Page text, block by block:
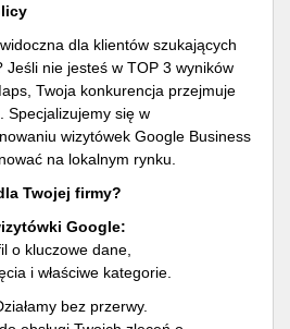
dla klientów szukających
Jeśli nie jesteś w TOP 3 wyników
Twoja konkurencja przejmuje
Specjalizujemy się w
wizytówek Google Business
na lokalnym rynku.
Twojej firmy?
Google:
o kluczowe dane,
i właściwe kategorie.
bez przerwy.